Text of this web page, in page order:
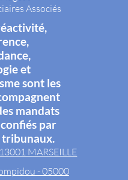
Associés
et
sont les
mandats
par
MARSEILLE
- 05000